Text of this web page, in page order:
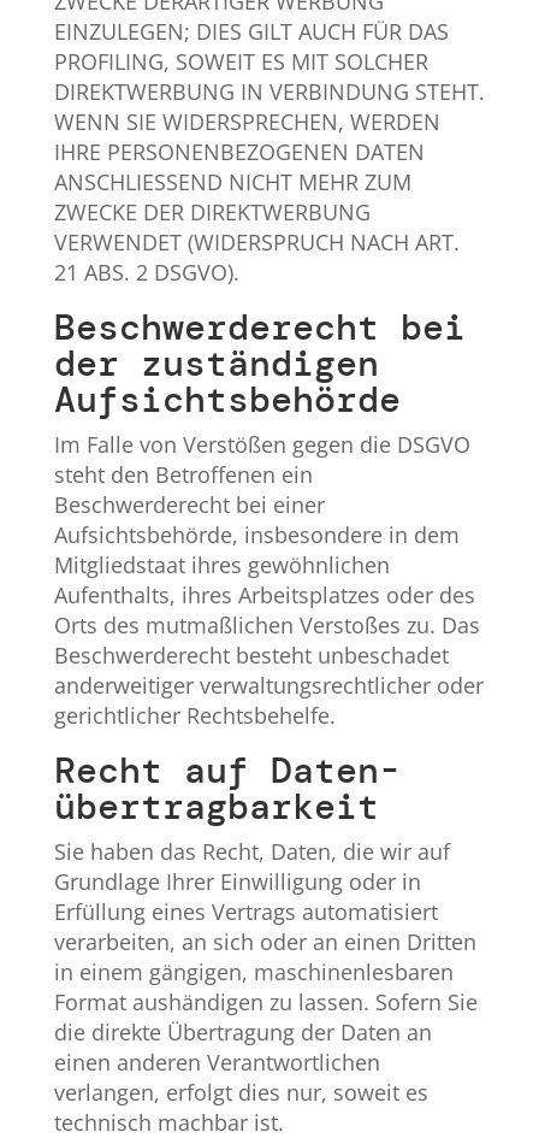
EINZULEGEN; DIES GILT AUCH FÜR DAS
PROFILING, SOWEIT ES MIT SOLCHER
DIREKTWERBUNG IN VERBINDUNG STEHT.
WENN SIE WIDERSPRECHEN, WERDEN
IHRE PERSONENBEZOGENEN DATEN
ANSCHLIESSEND NICHT MEHR ZUM
ZWECKE DER DIREKTWERBUNG
VERWENDET (WIDERSPRUCH NACH ART.
21 ABS. 2 DSGVO).
Beschwerde­recht bei
der zuständigen
Aufsichts­behörde
Im Falle von Verstößen gegen die DSGVO
steht den Betroffenen ein
Beschwerderecht bei einer
Aufsichtsbehörde, insbesondere in dem
Mitgliedstaat ihres gewöhnlichen
Aufenthalts, ihres Arbeitsplatzes oder des
Orts des mutmaßlichen Verstoßes zu. Das
Beschwerderecht besteht unbeschadet
anderweitiger verwaltungsrechtlicher oder
gerichtlicher Rechtsbehelfe.
Recht auf Daten­
übertrag­barkeit
Sie haben das Recht, Daten, die wir auf
Grundlage Ihrer Einwilligung oder in
Erfüllung eines Vertrags automatisiert
verarbeiten, an sich oder an einen Dritten
in einem gängigen, maschinenlesbaren
Format aushändigen zu lassen. Sofern Sie
die direkte Übertragung der Daten an
einen anderen Verantwortlichen
verlangen, erfolgt dies nur, soweit es
technisch machbar ist.